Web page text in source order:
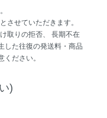
させていただきます。
取りの拒否、 長期不在
した往復の発送料・商品
ください。
)